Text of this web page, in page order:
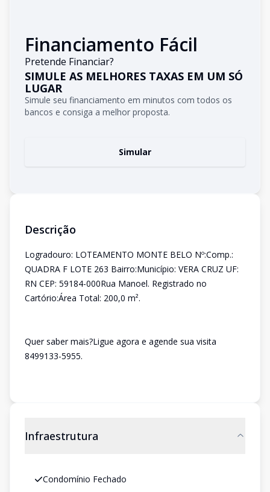
Financiamento Fácil
Pretende Financiar?
SIMULE AS MELHORES TAXAS EM UM SÓ
LUGAR
Simule seu financiamento em minutos com todos os
bancos e consiga a melhor proposta.
Simular
Descrição
Logradouro: LOTEAMENTO MONTE BELO Nº:Comp.:
QUADRA F LOTE 263 Bairro:Município: VERA CRUZ UF:
RN CEP: 59184-000Rua Manoel. Registrado no
Cartório:Área Total: 200,0 m².
Quer saber mais?Ligue agora e agende sua visita
8499133-5955.
Infraestrutura
Condomínio Fechado